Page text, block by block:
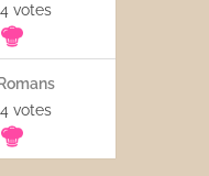
votes
votes